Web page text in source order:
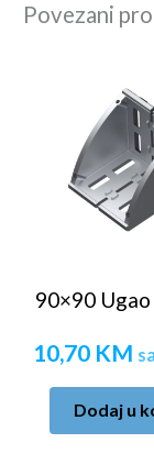
Povezani
90×90
10,70 KM
Dodaj u